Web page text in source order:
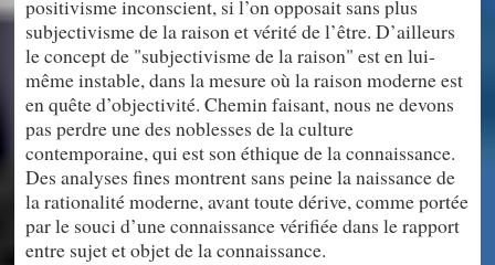
positivisme inconscient, si l’on opposait sans plus
subjectivisme de la raison et vérité de l’être. D’ailleurs
le concept de "subjectivisme de la raison" est en lui-
même instable, dans la mesure où la raison moderne est
en quête d’objectivité. Chemin faisant, nous ne devons
pas perdre une des noblesses de la culture
contemporaine, qui est son éthique de la connaissance.
Des analyses fines montrent sans peine la naissance de
la rationalité moderne, avant toute dérive, comme portée
par le souci d’une connaissance vérifiée dans le rapport
entre sujet et objet de la connaissance.